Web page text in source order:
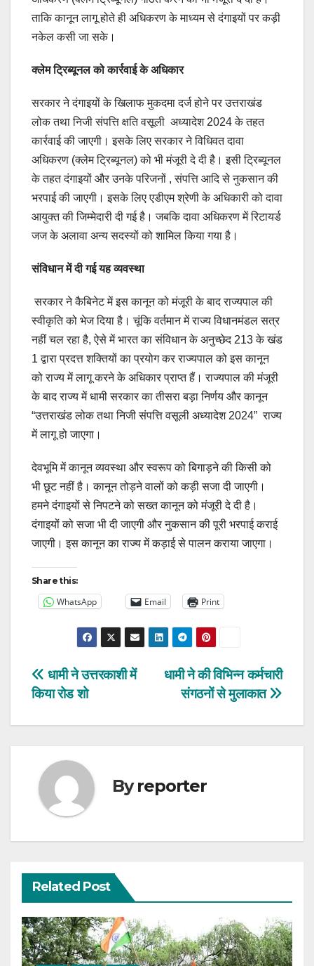
ताकि कानून लागू होते ही अधिकरण के माध्यम से दंगाइयों पर कड़ी
नकेल कसी जा सके।
क्लेम ट्रिब्यूनल को कार्रवाई के अधिकार
सरकार ने दंगाइयों के खिलाफ मुकदमा दर्ज होने पर उत्तराखंड
लोक तथा निजी संपत्ति क्षति वसूली अध्यादेश 2024 के तहत
कार्रवाई की जाएगी। इसके लिए सरकार ने विधिवत दावा
अधिकरण (क्लेम ट्रिब्यूनल) को भी मंजूरी दे दी है। इसी ट्रिब्यूनल
के तहत दंगाइयों और उनके परिजनों , संपत्ति आदि से नुकसान की
भरपाई की जाएगी। इसके लिए एडीएम श्रेणी के अधिकारी को दावा
आयुक्त की जिम्मेदारी दी गई है। जबकि दावा अधिकरण में रिटायर्ड
जज के अलावा अन्य सदस्यों को शामिल किया गया है।
संविधान में दी गई यह व्यवस्था
सरकार ने कैबिनेट में इस कानून को मंजूरी के बाद राज्यपाल की
स्वीकृति को भेज दिया है। चूंकि वर्तमान में राज्य विधानमंडल सत्र
नहीं चल रहा है, ऐसे में भारत का संविधान के अनुच्छेद 213 के खंड
1 द्वारा प्रदत्त शक्तियों का प्रयोग कर राज्यपाल को इस कानून
को राज्य में लागू करने के अधिकार प्राप्त हैं। राज्यपाल की मंजूरी
के बाद राज्य में धामी सरकार का तीसरा बड़ा निर्णय और कानून
“उत्तराखंड लोक तथा निजी संपत्ति वसूली अध्यादेश 2024” राज्य
में लागू हो जाएगा।
देवभूमि में कानून व्यवस्था और स्वरूप को बिगाड़ने की किसी को
भी छूट नहीं है। कानून तोड़ने वालों को कड़ी सजा दी जाएगी।
हमने दंगाइयों से निपटने को सख्त कानून को मंजूरी दे दी है।
दंगाइयों को सजा भी दी जाएगी और नुकसान की पूरी भरपाई कराई
जाएगी। इस कानून का राज्य में कड़ाई से पालन कराया जाएगा।
Share this:
WhatsApp Email Print
Post
navigation
धामी ने की विभिन्न कर्मचारी
संगठनों से मुलाकात
धामी ने उत्तरकाशी में
किया रोड शो
Byreporter
Related Post